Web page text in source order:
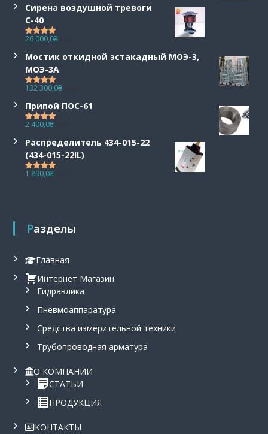
Сирена воздушной тревоги
С-40
Оценка5.00
26 000,0₴
Мостик откидной эстакадный МОЭ-3,
МОЭ-3А
Оценка5.00
132 300,0₴
Припой ПОС-61
Оценка5.00
2 400,0₴
Распределитель 434-015-22
(434-015-22IL)
Оценка5.00
1 890,0₴
Разделы
Главная
Интернет Магазин
Гидравлика
Пневмоаппаратура
Средства измерительной техники
Трубопроводная арматура
О КОМПАНИИ
СТАТЬИ
ПРОДУКЦИЯ
КОНТАКТЫ